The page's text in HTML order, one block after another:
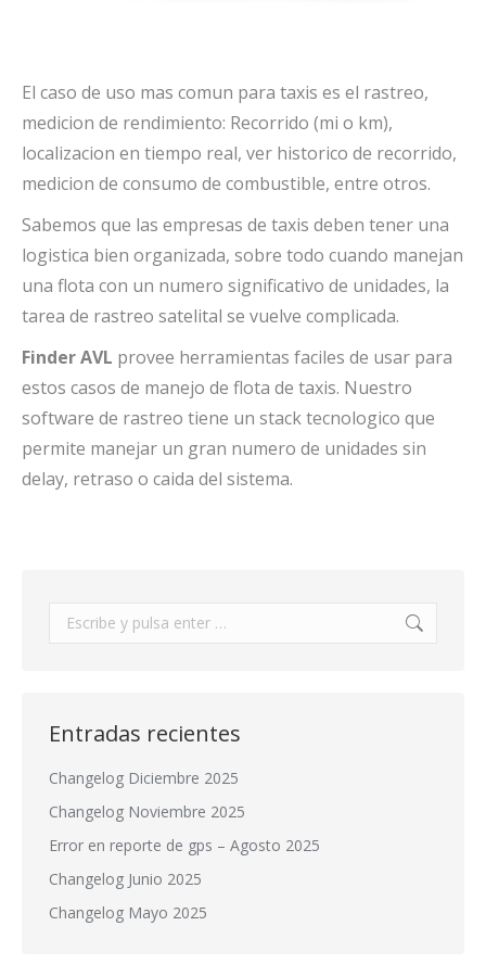
El caso de uso mas comun para taxis es el rastreo,
medicion de rendimiento: Recorrido (mi o km),
localizacion en tiempo real, ver historico de recorrido,
medicion de consumo de combustible, entre otros.
Sabemos que las empresas de taxis deben tener una
logistica bien organizada, sobre todo cuando manejan
una flota con un numero significativo de unidades, la
tarea de rastreo satelital se vuelve complicada.
Finder AVL provee herramientas faciles de usar para
estos casos de manejo de flota de taxis. Nuestro
software de rastreo tiene un stack tecnologico que
permite manejar un gran numero de unidades sin
delay, retraso o caida del sistema.
Buscar:
Entradas recientes
Changelog Diciembre 2025
Changelog Noviembre 2025
Error en reporte de gps – Agosto 2025
Changelog Junio 2025
Changelog Mayo 2025